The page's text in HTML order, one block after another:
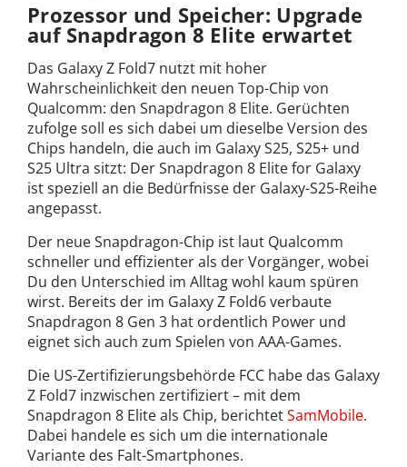
Prozessor und Speicher: Upgrade
auf Snapdragon 8 Elite erwartet
Das Galaxy Z Fold7 nutzt mit hoher
Wahrscheinlichkeit den neuen Top-Chip von
Qualcomm: den Snapdragon 8 Elite. Gerüchten
zufolge soll es sich dabei um dieselbe Version des
Chips handeln, die auch im Galaxy S25, S25+ und
S25 Ultra sitzt: Der Snapdragon 8 Elite for Galaxy
ist speziell an die Bedürfnisse der Galaxy-S25-Reihe
angepasst.
Der neue Snapdragon-Chip ist laut Qualcomm
schneller und effizienter als der Vorgänger, wobei
Du den Unterschied im Alltag wohl kaum spüren
wirst. Bereits der im Galaxy Z Fold6 verbaute
Snapdragon 8 Gen 3 hat ordentlich Power und
eignet sich auch zum Spielen von AAA-Games.
Die US-Zertifizierungsbehörde FCC habe das Galaxy
Z Fold7 inzwischen zertifiziert – mit dem
Snapdragon 8 Elite als Chip, berichtetSamMobile.
Dabei handele es sich um die internationale
Variante des Falt-Smartphones.